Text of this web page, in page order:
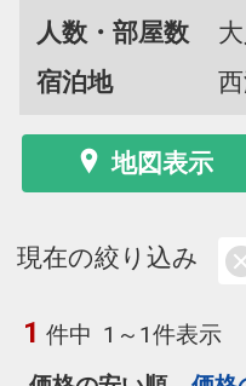
人数・部屋数
宿泊地
地図表示
現在の絞り込み
1 件中 1～1件表示